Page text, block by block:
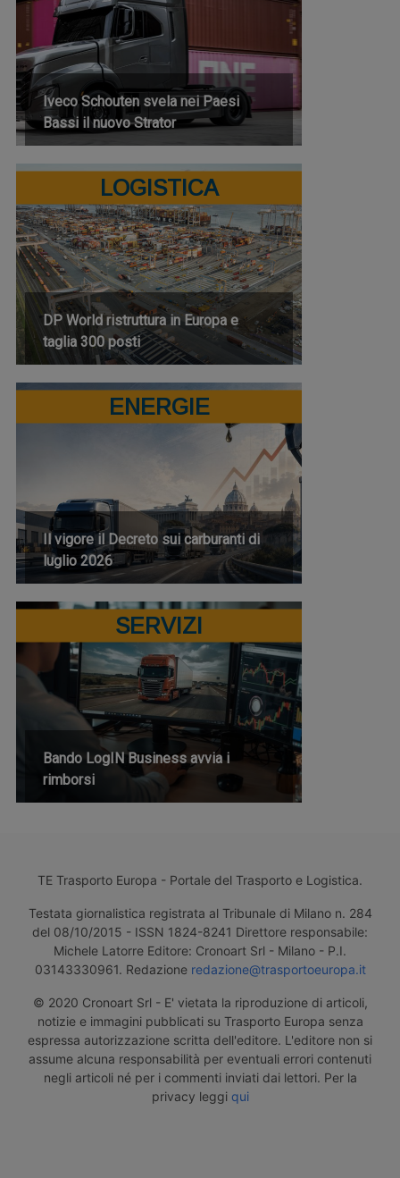
Iveco Schouten svela nei Paesi
Bassi il nuovo Strator
LOGISTICA
DP World ristruttura in Europa e
taglia 300 posti
ENERGIE
Il vigore il Decreto sui carburanti di
luglio 2026
SERVIZI
Bando LogIN Business avvia i
rimborsi
TE Trasporto Europa - Portale del Trasporto e Logistica.
Testata giornalistica registrata al Tribunale di Milano n. 284
del 08/10/2015 - ISSN 1824-8241 Direttore responsabile:
Michele Latorre Editore: Cronoart Srl - Milano - P.I.
03143330961. Redazione redazione@trasportoeuropa.it
© 2020 Cronoart Srl - E' vietata la riproduzione di articoli,
notizie e immagini pubblicati su Trasporto Europa senza
espressa autorizzazione scritta dell'editore. L'editore non si
assume alcuna responsabilità per eventuali errori contenuti
negli articoli né per i commenti inviati dai lettori. Per la
privacy leggi qui